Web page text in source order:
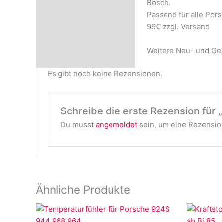
Bosch.
Passend für alle
99€ zzgl. Versand
Weitere Neu- und
Es gibt noch keine Rezensionen.
Schreibe die erste Rezension für
Du musst angemeldetsein, um eine
Ähnliche Produkte